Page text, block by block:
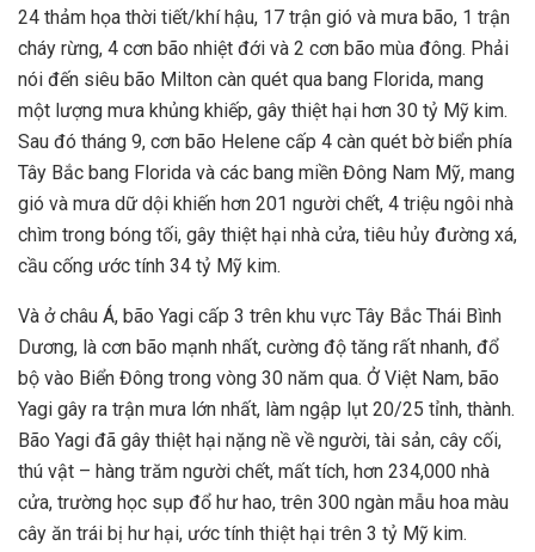
24 thảm họa thời tiết/khí hậu, 17 trận gió và mưa bão, 1 trận
cháy rừng, 4 cơn bão nhiệt đới và 2 cơn bão mùa đông. Phải
nói đến siêu bão Milton càn quét qua bang Florida, mang
một lượng mưa khủng khiếp, gây thiệt hại hơn 30 tỷ Mỹ kim.
Sau đó tháng 9, cơn bão Helene cấp 4 càn quét bờ biển phía
Tây Bắc bang Florida và các bang miền Đông Nam Mỹ, mang
gió và mưa dữ dội khiến hơn 201 người chết, 4 triệu ngôi nhà
chìm trong bóng tối, gây thiệt hại nhà cửa, tiêu hủy đường xá,
cầu cống ước tính 34 tỷ Mỹ kim.
Và ở châu Á, bão Yagi cấp 3 trên khu vực Tây Bắc Thái Bình
Dương, là cơn bão mạnh nhất, cường độ tăng rất nhanh, đổ
bộ vào Biển Đông trong vòng 30 năm qua. Ở Việt Nam, bão
Yagi gây ra trận mưa lớn nhất, làm ngập lụt 20/25 tỉnh, thành.
Bão Yagi đã gây thiệt hại nặng nề về người, tài sản, cây cối,
thú vật – hàng trăm người chết, mất tích, hơn 234,000 nhà
cửa, trường học sụp đổ hư hao, trên 300 ngàn mẫu hoa màu
cây ăn trái bị hư hại, ước tính thiệt hại trên 3 tỷ Mỹ kim.